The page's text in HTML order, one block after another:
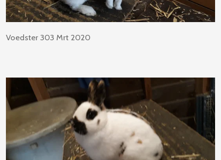
Voedster 303 Mrt 2020